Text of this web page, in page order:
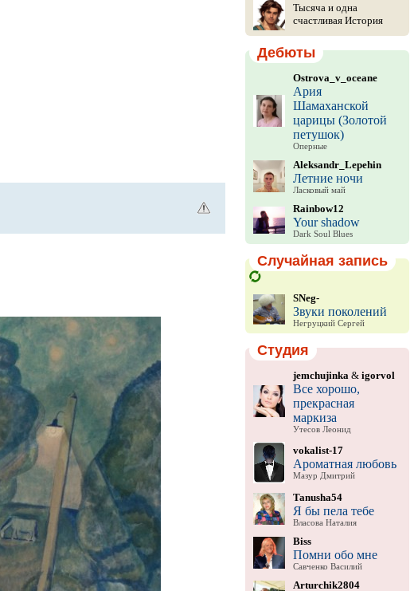
Тысяча и одна
счастливая История
Дебюты
Ostrova_v_oceane
Ария
Шамаханской
царицы (Золотой
петушок)
Оперные
Aleksandr_Lepehin
Летние ночи
Ласковый май
Rainbow12
Your shadow
Dark Soul Blues
Случайная запись
SNeg-
Звуки поколений
Негруцкий Сергей
Студия
jemchujinka & igorvol
Все хорошо,
прекрасная
маркиза
Утесов Леонид
vokalist-17
Ароматная любовь
Мазур Дмитрий
Tanusha54
Я бы пела тебе
Власова Наталия
Biss
Помни обо мне
Савченко Василий
Arturchik2804